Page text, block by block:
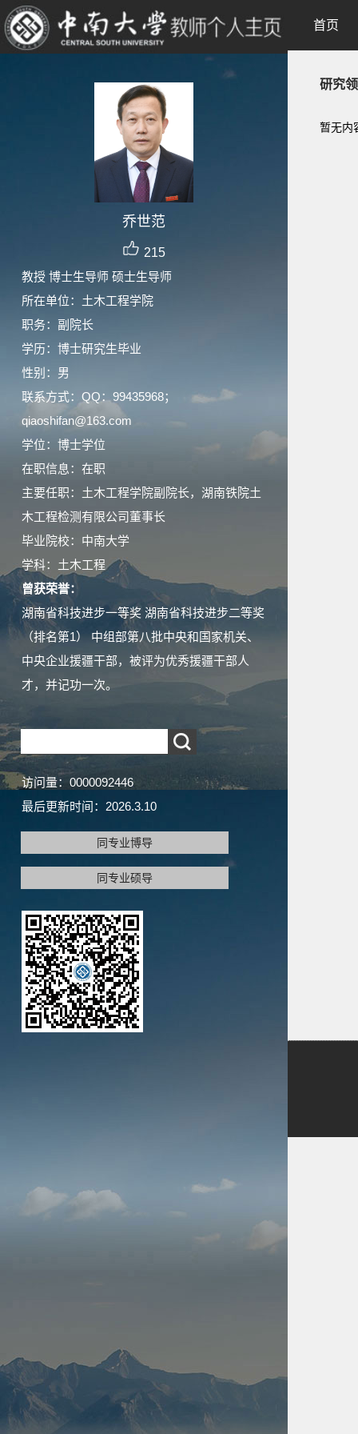
乔世范
215
教授 博士生导师 硕士生导师
所在单位：土木工程学院
职务：副院长
学历：博士研究生毕业
性别：男
联系方式：QQ：99435968；
qiaoshifan@163.com
学位：博士学位
在职信息：在职
主要任职：土木工程学院副院长，湖南铁院土
木工程检测有限公司董事长
毕业院校：中南大学
学科：土木工程
曾获荣誉：
湖南省科技进步一等奖 湖南省科技进步二等奖
（排名第1） 中组部第八批中央和国家机关、
中央企业援疆干部，被评为优秀援疆干部人
才，并记功一次。
访问量： 0000092446
最后更新时间： 2026.3.10
同专业博导
同专业硕导
首页
研究
暂无内